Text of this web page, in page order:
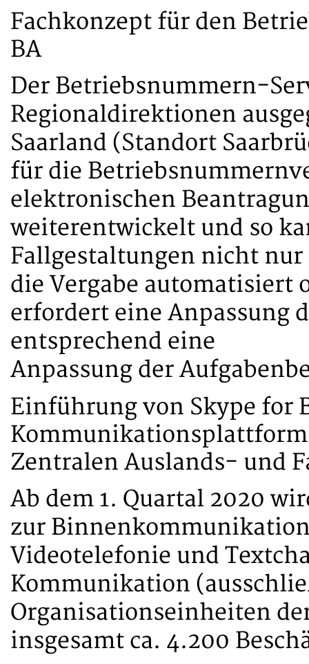
Fachkonzept für den
BA
Der Betriebsnummern-
Regionaldirektionen
Saarland (Standort
für die
elektronischen
weiterentwickelt und so
Fallgestaltungen nicht nur
die Vergabe automatisiert
erfordert eine Anpassung
entsprechend eine
Anpassung der
Einführung von Skype for
Zentralen Auslands- und
Ab dem 1. Quartal 2020
zur
Videotelefonie und
Kommunikation
Organisationseinheiten
insgesamt ca. 4.200